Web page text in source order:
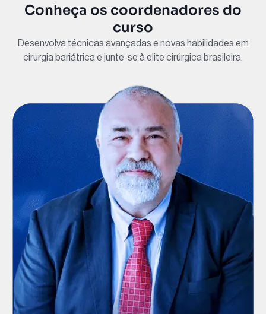
Conheça os coordenadores do
curso
Desenvolva técnicas avançadas e novas habilidades em
cirurgia bariátrica e junte-se à elite cirúrgica brasileira.